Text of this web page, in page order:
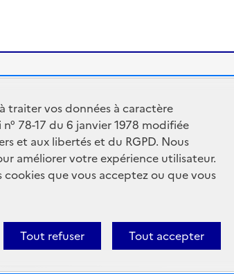
de Toulouse
de l'éducation nationale et de la jeunesse
de l'enseignement supérieur et de la recherche
Pédagogique Académique
Connexion Paramètres d'affichage
traiter vos données à caractère
78-17 du 6 janvier 1978 modifiée
et aux libertés et du RGPD. Nous
améliorer votre expérience utilisateur.
cookies que vous acceptez ou que vous
Tout accepter
Tout refuser